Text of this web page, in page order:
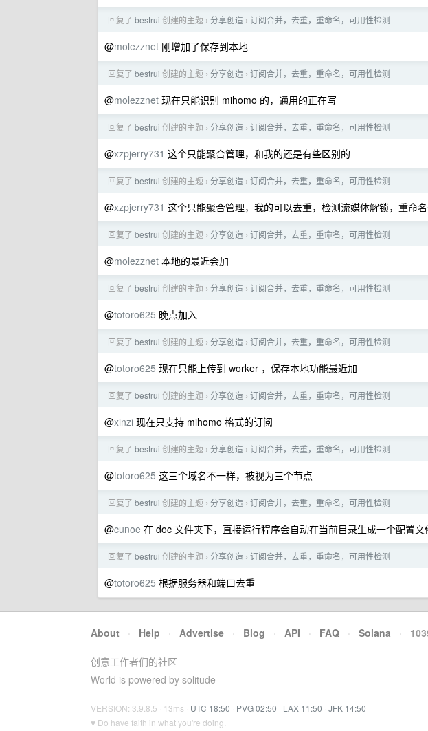
回复了 bestrui 创建的主题 › 分享创造 › 订阅合并，去重，重命名，可用性检测
@molezznet 刚增加了保存到本地
回复了 bestrui 创建的主题 › 分享创造 › 订阅合并，去重，重命名，可用性检测
@molezznet 现在只能识别 mihomo 的，通用的正在写
回复了 bestrui 创建的主题 › 分享创造 › 订阅合并，去重，重命名，可用性检测
@xzpjerry731 这个只能聚合管理，和我的还是有些区别的
回复了 bestrui 创建的主题 › 分享创造 › 订阅合并，去重，重命名，可用性检测
@xzpjerry731 这个只能聚合管理，我的可以去重，检测流媒体解锁，重命
回复了 bestrui 创建的主题 › 分享创造 › 订阅合并，去重，重命名，可用性检测
@molezznet 本地的最近会加
回复了 bestrui 创建的主题 › 分享创造 › 订阅合并，去重，重命名，可用性检测
@totoro625 晚点加入
回复了 bestrui 创建的主题 › 分享创造 › 订阅合并，去重，重命名，可用性检测
@totoro625 现在只能上传到 worker ，保存本地功能最近加
回复了 bestrui 创建的主题 › 分享创造 › 订阅合并，去重，重命名，可用性检测
@xinzi 现在只支持 mihomo 格式的订阅
回复了 bestrui 创建的主题 › 分享创造 › 订阅合并，去重，重命名，可用性检测
@totoro625 这三个域名不一样，被视为三个节点
回复了 bestrui 创建的主题 › 分享创造 › 订阅合并，去重，重命名，可用性检测
@cunoe 在 doc 文件夹下，直接运行程序会自动在当前目录生成一个配置文
回复了 bestrui 创建的主题 › 分享创造 › 订阅合并，去重，重命名，可用性检测
@totoro625 根据服务器和端口去重
About · Help · Advertise · Blog · API · FAQ · Solana ·
创意工作者们的社区
World is powered by solitude
VERSION: 3.9.8.5 · 13ms · UTC 18:50 · PVG 02:50 · LAX 11:50 · JFK 14:50
♥ Do have faith in what you're doing.